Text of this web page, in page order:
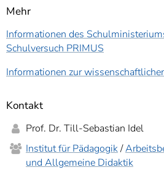
Mehr
Informationen des
Schulversuch PRIMUS
Informationen zur
Kontakt
Prof. Dr. Till-Sebastian Idel
Institut für Pädagogik/
und Allgemeine Didaktik